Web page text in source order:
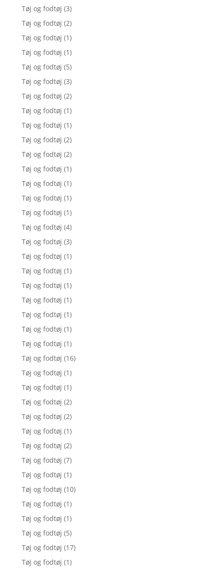
Tøj og fodtøj (3)
Tøj og fodtøj (2)
Tøj og fodtøj (1)
Tøj og fodtøj (1)
Tøj og fodtøj (5)
Tøj og fodtøj (3)
Tøj og fodtøj (2)
Tøj og fodtøj (1)
Tøj og fodtøj (1)
Tøj og fodtøj (2)
Tøj og fodtøj (2)
Tøj og fodtøj (1)
Tøj og fodtøj (1)
Tøj og fodtøj (1)
Tøj og fodtøj (1)
Tøj og fodtøj (4)
Tøj og fodtøj (3)
Tøj og fodtøj (1)
Tøj og fodtøj (1)
Tøj og fodtøj (1)
Tøj og fodtøj (1)
Tøj og fodtøj (1)
Tøj og fodtøj (1)
Tøj og fodtøj (1)
Tøj og fodtøj (16)
Tøj og fodtøj (1)
Tøj og fodtøj (1)
Tøj og fodtøj (2)
Tøj og fodtøj (2)
Tøj og fodtøj (1)
Tøj og fodtøj (2)
Tøj og fodtøj (7)
Tøj og fodtøj (1)
Tøj og fodtøj (10)
Tøj og fodtøj (1)
Tøj og fodtøj (1)
Tøj og fodtøj (5)
Tøj og fodtøj (17)
Tøj og fodtøj (1)